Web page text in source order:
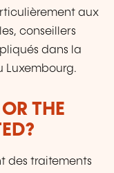
aux
conseillers
dans la
Luxembourg.
THE
des traitements